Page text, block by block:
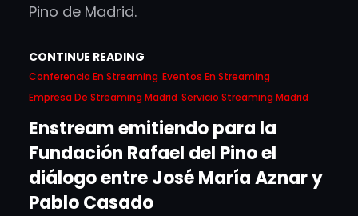
Pino de Madrid.
CONTINUE READING
Conferencia En Streaming Eventos En Streaming
Empresa De Streaming Madrid Servicio Streaming Madrid
Enstream emitiendo para la
Fundación Rafael del Pino el
diálogo entre José María Aznar y
Pablo Casado